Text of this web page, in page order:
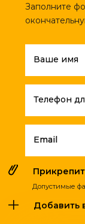
Заполните
Ваше имя
Телефон
Email
Допустимые
Добавить